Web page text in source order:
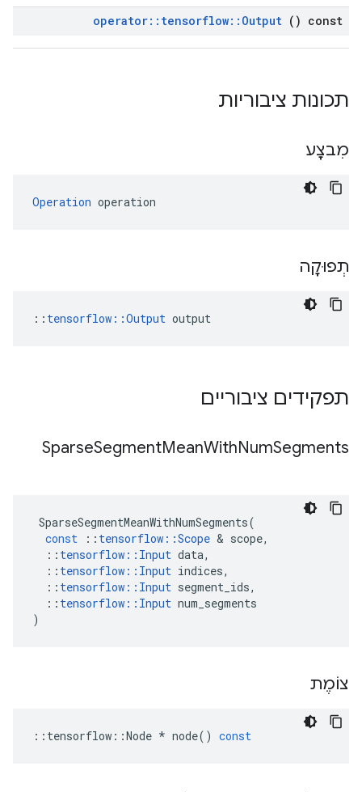
operator:: tensorflow:: Output () const
תכונות ציבוריות
מִבצָע
Operation operation
תְפוּקָה
:: tensorflow::Output output
תפקידים ציבוריים
SparseSegmentMeanWithNumSegments
SparseSegmentMeanWithNumSegments(
const
:: tensorflow ::Scope & scope,
:: tensorflow :: Input data,
:: tensorflow :: Input indices,
:: tensorflow :: Input segment_ids,
:: tensorflow :: Input num_segments
)
צוֹמֶת
:: tensorflow ::Node * node() const